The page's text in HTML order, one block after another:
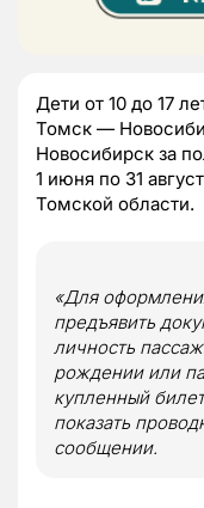
Дети от 10 до 17
Томск —
Новосибирск за
1 июня по 31
Томской области.
«Для
предъявить
личность
рождении или
купленный
показать
сообщении.